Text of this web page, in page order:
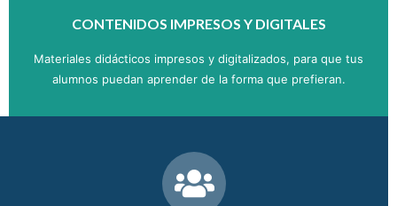
CONTENIDOS IMPRESOS Y DIGITALES
Materiales didácticos impresos y digitalizados, para que tus
alumnos puedan aprender de la forma que prefieran.